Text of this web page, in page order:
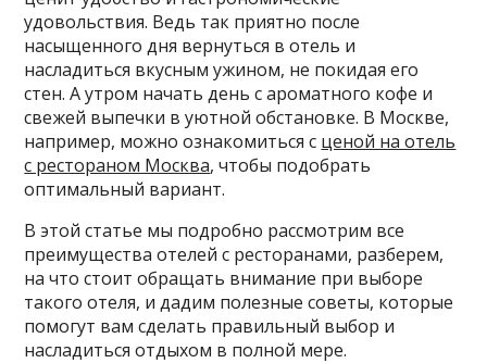
удовольствия. Ведь так приятно после
насыщенного дня вернуться в отель и
насладиться вкусным ужином, не покидая его
стен. А утром начать день с ароматного кофе и
свежей выпечки в уютной обстановке. В Москве,
например, можно ознакомиться с ценой на отель
с рестораном Москва, чтобы подобрать
оптимальный вариант.
В этой статье мы подробно рассмотрим все
преимущества отелей с ресторанами, разберем,
на что стоит обращать внимание при выборе
такого отеля, и дадим полезные советы, которые
помогут вам сделать правильный выбор и
насладиться отдыхом в полной мере.